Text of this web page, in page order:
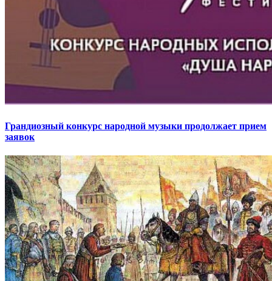
Грандиозный конкурс народной музыки продолжает прием
заявок